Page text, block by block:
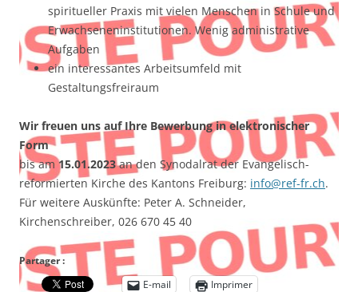
spiritueller Praxis mit vielen Menschen in Schule und
Erwachseneninstitutionen. Wenig administrative
Aufgaben
ein interessantes Arbeitsumfeld mit
Gestaltungsfreiraum
Wir freuen uns auf Ihre Bewerbung in elektronischer
Form
bis am15.01.2023an den Synodalrat der Evangelisch-
reformierten Kirche des Kantons Freiburg: info@ref-fr.ch.
Für weitere Auskünfte: Peter A. Schneider,
Kirchenschreiber, 026 670 45 40
Partager :
E-mail
Imprimer